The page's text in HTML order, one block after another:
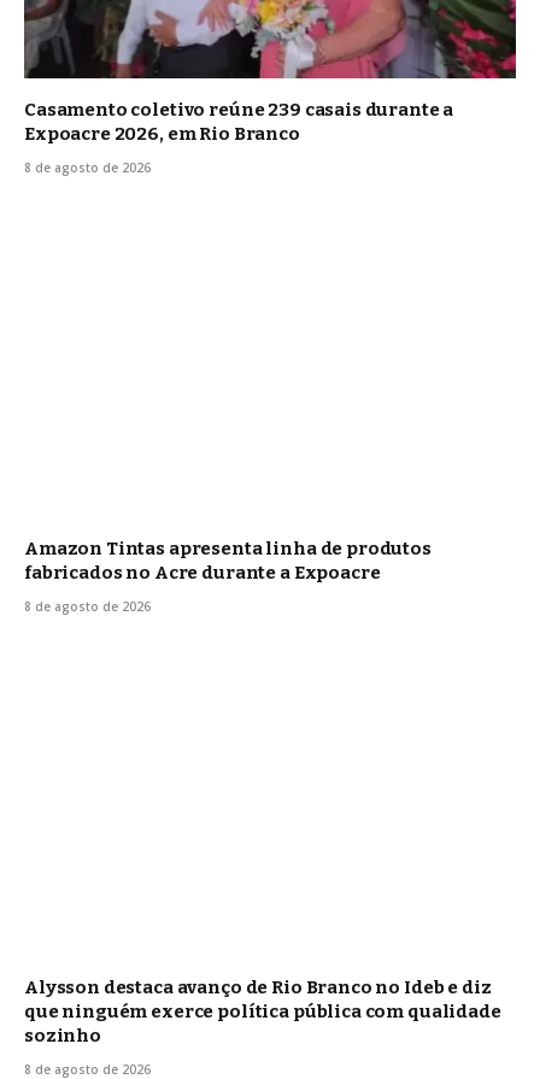
Casamento coletivo reúne 239 casais durante a
Expoacre 2026, em Rio Branco
8 de agosto de 2026
Amazon Tintas apresenta linha de produtos
fabricados no Acre durante a Expoacre
8 de agosto de 2026
Alysson destaca avanço de Rio Branco no Ideb e diz
que ninguém exerce política pública com qualidade
sozinho
8 de agosto de 2026